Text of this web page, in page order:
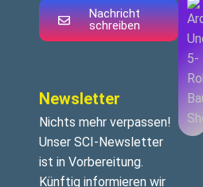
Nachricht
schreiben
Newsletter
Nichts mehr verpassen!
Unser SCI-Newsletter
ist in Vorbereitung.
Künftig informieren wir